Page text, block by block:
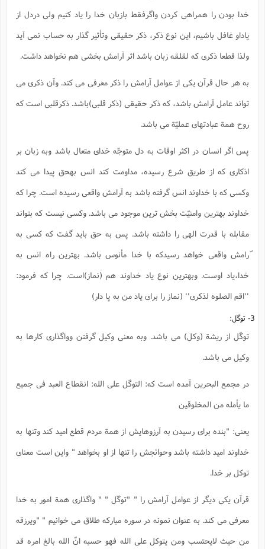
خدا بودن را همراهی کردن واگرفقط بازبان خدا را یاد کنیم ولی دردل از
یاداو غافل باشیم، این نوع ذکر، ذکر حقیقی وتأثیر گذار به حساب نمی آید
ولذا قطعا ذکری که لقلقه زبان باشد اثر آرامش بخشی هم نخواهد داشت.
به هر حال قرآن یکی از عوامل آرامش را ذکر معرفی می کند. وآن ذکری می
تواند عامل آرامش باشد، که ذکر حقیقی (ذکر قلبی)باشد. ذکرقلبی است که
روح همة عبادتهای عملیّة می باشد.
پس اگر انسان در اکثر اوقات به دل متوجّه خدای متعال باشد وبه زبان بر
اذکاری که از طریق شرع رسیده، مداومت کند انس بهحق پیدا می کند
وکسی که با خداوند انس گرفته باشد به آرامش واقعی رسیده است. چرا که
خداوند بهترین وامنیّت بخش ترین موجود می باشد. وکسی نیست که بتواند
مقابله با قدرت الهی را داشته باشد. پس به حق باید گفت که کسی به
ّرامش واقعی خواهد رسیدکه با خدا مأنوس باشد. بهترین راه انس به
خدا،یاد اوست. وبهترین نوع یاد خداوند هم (نماز)است. چرا که فرمود:
''اقم الصلوه لذکری'' (نماز را برای یاد من به پا دار)
3- توکّل:
توکّل از ریشة (وکل) می باشد. وبه معنی وکیل گرفتن وواگذاری کارها به
وکیل می باشد.
در مجمع البحرین آمده است که: التوکّل علی الله: انقطاع العبد فی جمیع
ما یأمله من المخلوقین
یعنی: "بنده برای رسیدن به آرزوهایش از همة مردم قطع امید کند وتنها به
خداوند امید داشته باشد وحوائجش را تنها از او بخواهد " واین است معنای
توکل بر خدا.
قرآن یکی دیگر از عوامل آرامش را " "توکّل " " واگذاری همة امور به خدا
معرفی می کند. به عنوان نمونه در سوره مبارکه طلاق می خوانیم " "ویرزقه
من حیث لایحتسب ومن یتوکل علی الله فهو حسبه انّ الله بالغ امره قد